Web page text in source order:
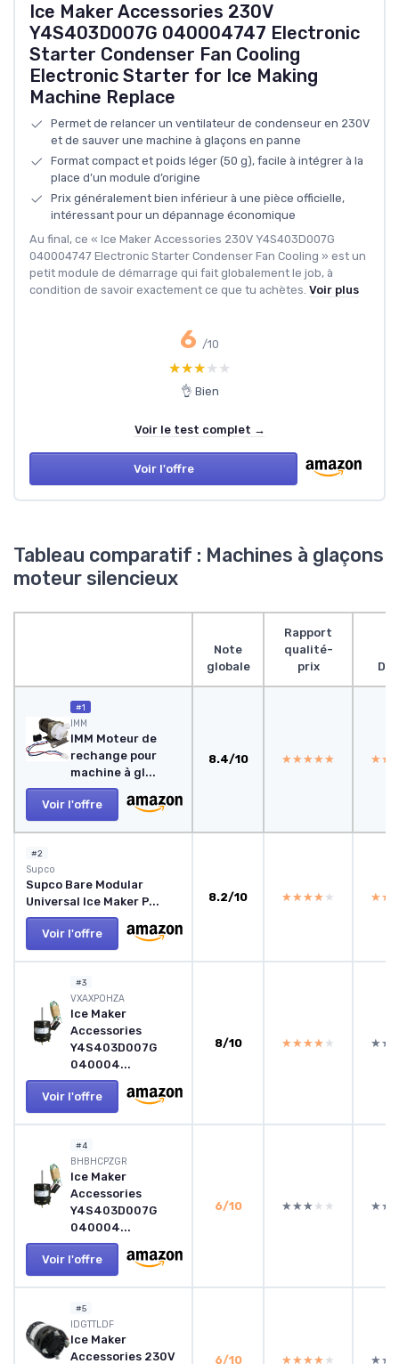
Ice Maker Accessories 230V
Y4S403D007G 040004747 Electronic
Starter Condenser Fan Cooling
Electronic Starter for Ice Making
Machine Replace
Permet de relancer un ventilateur de condenseur en 230V
et de sauver une machine à glaçons en panne
Format compact et poids léger (50 g), facile à intégrer à la
place d’un module d’origine
Prix généralement bien inférieur à une pièce officielle,
intéressant pour un dépannage économique
Au final, ce « Ice Maker Accessories 230V Y4S403D007G
040004747 Electronic Starter Condenser Fan Cooling » est un
petit module de démarrage qui fait globalement le job, à
condition de savoir exactement ce que tu achètes. Voir plus
6 /10
★★★★★
★★★★★
👌 Bien
Voir le test complet →
Voir l'offre
Tableau comparatif : Machines à glaçons
moteur silencieux
Note
globale
Rapport
qualité-
prix
#1
IMM
IMM Moteur de
rechange pour
machine à gl...
Voir l'offre
8.4/10 ★★★★★
★★★★★
#2
Supco
Supco Bare Modular
Universal Ice Maker P...
Voir l'offre
8.2/10 ★★★★★
★★★★★
#3
‎VXAXPOHZA
Ice Maker
Accessories
Y4S403D007G
040004...
Voir l'offre
8/10 ★★★★★
★★★★★
#4
‎BHBHCPZGR
Ice Maker
Accessories
Y4S403D007G
040004...
Voir l'offre
6/10 ★★★★★
★★★★★
#5
‎IDGTTLDF
Ice Maker
Accessories 230V
6/10 ★★★★★
★★★★★